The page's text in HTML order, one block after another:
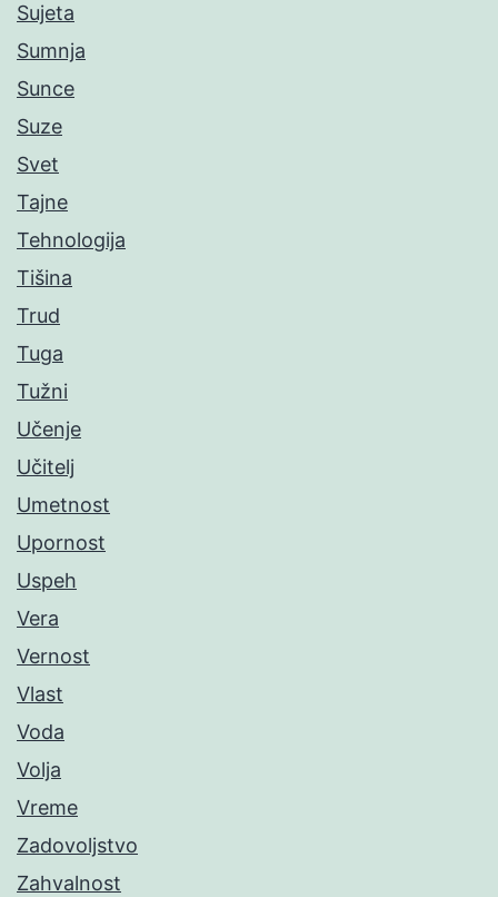
Sujeta
Sumnja
Sunce
Suze
Svet
Tajne
Tehnologija
Tišina
Trud
Tuga
Tužni
Učenje
Učitelj
Umetnost
Upornost
Uspeh
Vera
Vernost
Vlast
Voda
Volja
Vreme
Zadovoljstvo
Zahvalnost